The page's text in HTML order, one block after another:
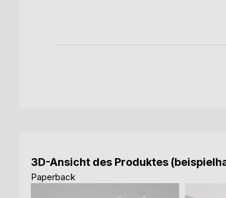
3D-Ansicht des Produktes
Paperback